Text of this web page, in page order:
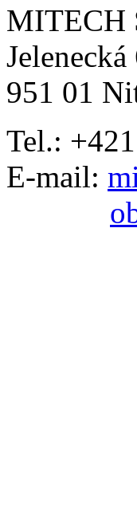
MITECH
Jelenecká
951 01
Tel.:
E-mail: